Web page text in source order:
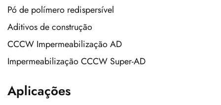
Pó de polímero redispersível
Aditivos de construção
CCCW Impermeabilização AD
Impermeabilização CCCW Super-AD
Aplicações